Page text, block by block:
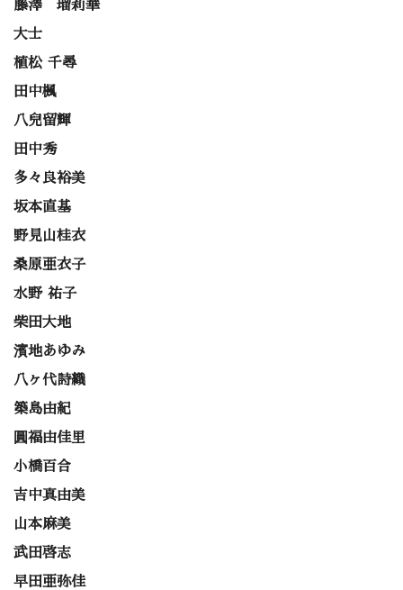
藤澤 瑠莉華
大士
植松 千尋
田中楓
八兒留輝
田中秀
多々良裕美
坂本直基
野見山桂衣
桑原亜衣子
水野 祐子
柴田大地
濱地あゆみ
八ヶ代詩織
築島由紀
圓福由佳里
小橋百合
吉中真由美
山本麻美
武田啓志
早田亜弥佳